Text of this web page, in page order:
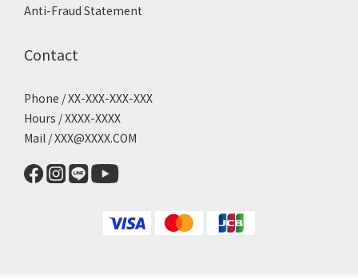
Anti-Fraud Statement
Contact
Phone / XX-XXX-XXX-XXX
Hours / XXXX-XXXX
Mail / XXX@XXXX.COM